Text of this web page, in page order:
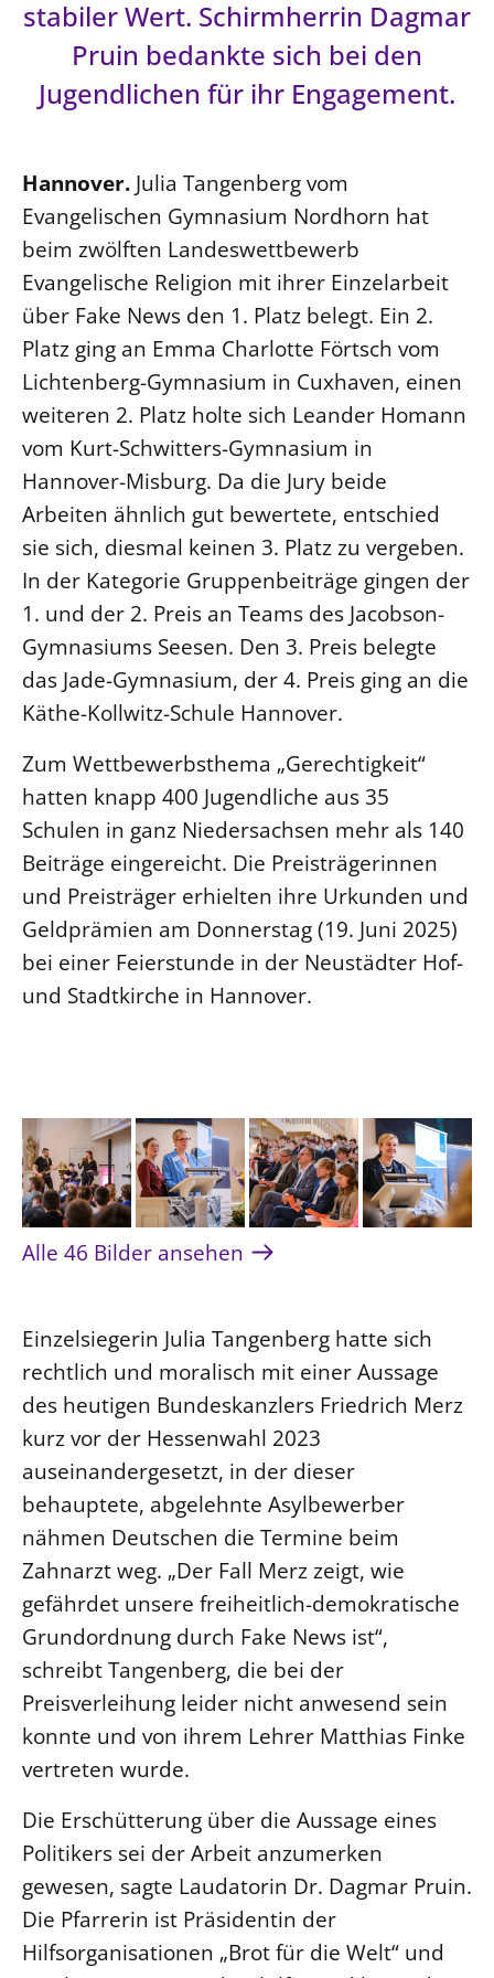
stabiler Wert. Schirmherrin Dagmar
Pruin bedankte sich bei den
Jugendlichen für ihr Engagement.
Hannover. Julia Tangenberg vom
Evangelischen Gymnasium Nordhorn hat
beim zwölften Landeswettbewerb
Evangelische Religion mit ihrer Einzelarbeit
über Fake News den 1. Platz belegt. Ein 2.
Platz ging an Emma Charlotte Förtsch vom
Lichtenberg-Gymnasium in Cuxhaven, einen
weiteren 2. Platz holte sich Leander Homann
vom Kurt-Schwitters-Gymnasium in
Hannover-Misburg. Da die Jury beide
Arbeiten ähnlich gut bewertete, entschied
sie sich, diesmal keinen 3. Platz zu vergeben.
In der Kategorie Gruppenbeiträge gingen der
1. und der 2. Preis an Teams des Jacobson-
Gymnasiums Seesen. Den 3. Preis belegte
das Jade-Gymnasium, der 4. Preis ging an die
Käthe-Kollwitz-Schule Hannover.
Zum Wettbewerbsthema „Gerechtigkeit“
hatten knapp 400 Jugendliche aus 35
Schulen in ganz Niedersachsen mehr als 140
Beiträge eingereicht. Die Preisträgerinnen
und Preisträger erhielten ihre Urkunden und
Geldprämien am Donnerstag (19. Juni 2025)
bei einer Feierstunde in der Neustädter Hof-
und Stadtkirche in Hannover.
Alle 46 Bilder ansehen
Einzelsiegerin Julia Tangenberg hatte sich
rechtlich und moralisch mit einer Aussage
des heutigen Bundeskanzlers Friedrich Merz
kurz vor der Hessenwahl 2023
auseinandergesetzt, in der dieser
behauptete, abgelehnte Asylbewerber
nähmen Deutschen die Termine beim
Zahnarzt weg. „Der Fall Merz zeigt, wie
gefährdet unsere freiheitlich-demokratische
Grundordnung durch Fake News ist“,
schreibt Tangenberg, die bei der
Preisverleihung leider nicht anwesend sein
konnte und von ihrem Lehrer Matthias Finke
vertreten wurde.
Die Erschütterung über die Aussage eines
Politikers sei der Arbeit anzumerken
gewesen, sagte Laudatorin Dr. Dagmar Pruin.
Die Pfarrerin ist Präsidentin der
Hilfsorganisationen „Brot für die Welt“ und
LANDESSYNODE
Kontakt
MITARBEIT
Ehrenamt
Beruf
Freie Stellen
BIBLIOTHEK & ARCHIV
SERVICE
Älterwerden im Pfarrberuf
Beteiligungsverfahren
Beschwerdestellen
Ephoralbüro
Finanzplanung
Fundraising
IT-Service
Corporate Design
Jahresgespräche
Kantine Speiseplan
Kirchliches Amtsblatt
Kirchliche Verwaltung
Klimaschutzgesetz
Kunstreferat
NKVK
Recht
Terminstundenplaner